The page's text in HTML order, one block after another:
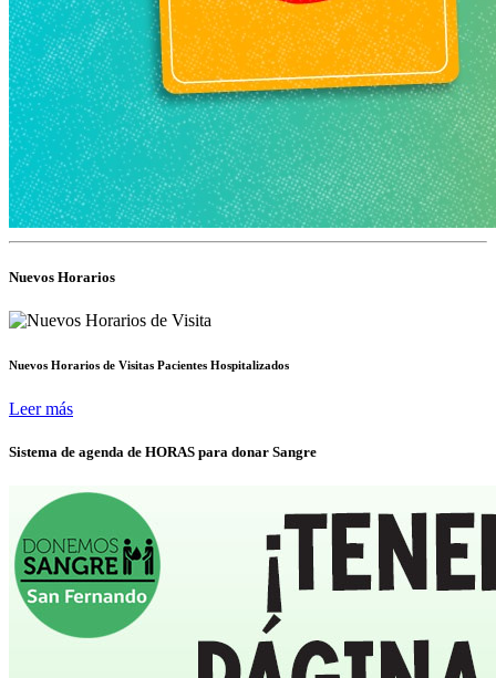
Nuevos Horarios
Nuevos Horarios de Visitas Pacientes Hospitalizados
Leer más
Sistema de agenda de HORAS para donar Sangre